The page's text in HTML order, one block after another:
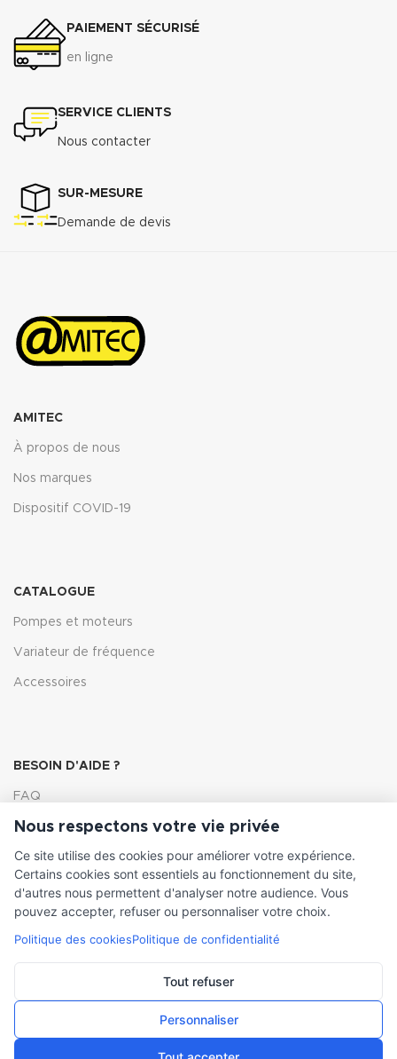
Télécharger la documentation
commerciale (.pdf)
PAIEMENT SÉCURISÉ
en ligne
SERVICE CLIENTS
Nous contacter
SUR-MESURE
Demande de devis
AMITEC
À propos de nous
Nos marques
Dispositif COVID-19
CATALOGUE
Pompes et moteurs
Variateur de fréquence
Accessoires
BESOIN D'AIDE ?
FAQ
Lexique
Comment choisir ma pompe
INFORMATIONS LÉGALES
Mentions légales
Nous respectons votre vie privée
Ce site utilise des cookies pour améliorer votre expérience.
Certains cookies sont essentiels au fonctionnement du site,
d'autres nous permettent d'analyser notre audience. Vous
pouvez accepter, refuser ou personnaliser votre choix.
Politique des cookiesPolitique de confidentialité
Tout refuser
Personnaliser